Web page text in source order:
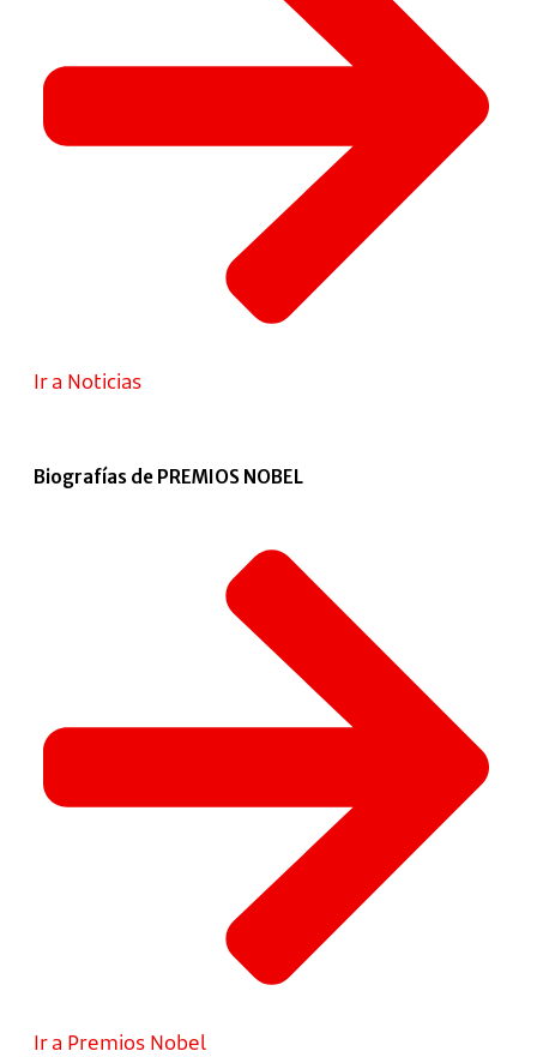
Ir a Noticias
Biografías de PREMIOS NOBEL
Ir a Premios Nobel